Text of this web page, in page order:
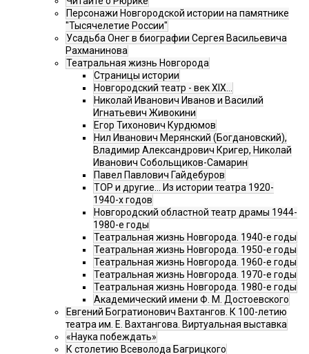
Персонажи Новгородской истории на памятнике
"Тысячелетие России"
Усадьба Онег в биографии Сергея Васильевича
Рахманинова
Театральная жизнь Новгорода
Страницы истории
Новгородский театр - век XIX…
Николай Иванович Иванов и Василий
Игнатьевич Живокини
Егор Тихонович Курдюмов
Нил Иванович Мерянский (Богдановский),
Владимир Александрович Кригер, Николай
Иванович Собольщиков-Самарин
Павел Павлович Гайдебуров
ТОР и другие… Из истории театра 1920-
1940-х годов
Новгородский областной театр драмы 1944-
1980-е годы
Театральная жизнь Новгорода. 1940-е годы
Театральная жизнь Новгорода. 1950-е годы
Театральная жизнь Новгорода. 1960-е годы
Театральная жизнь Новгорода. 1970-е годы
Театральная жизнь Новгорода. 1980-е годы
Академический имени Ф. М. Достоевского
Евгений Богратионович Вахтангов. К 100-летию
театра им. Е. Вахтангова. Виртуальная выставка
«Наука побеждать»
К столетию Всеволода Багрицкого